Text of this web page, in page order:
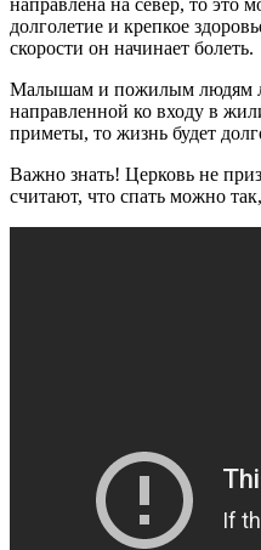
направлена на север, то это
долголетие и крепкое
скорости он начинает болеть.
Малышам и пожилым людям
направленной ко входу в
приметы, то жизнь будет
Важно знать! Церковь не
считают, что спать можно